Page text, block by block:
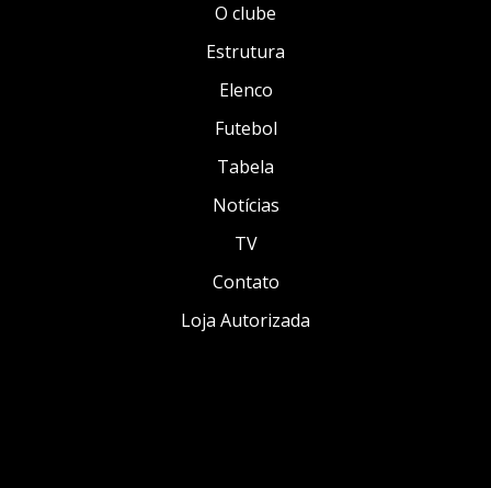
O clube
Estrutura
Elenco
Futebol
Tabela
Notícias
TV
Contato
Loja Autorizada